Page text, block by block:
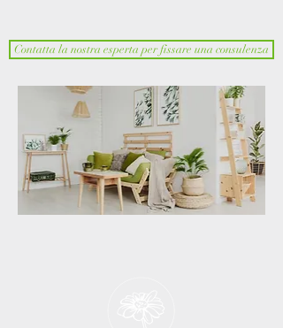
Contatta la nostra esperta per fissare una consulenza